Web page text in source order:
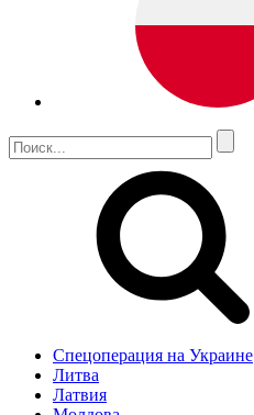
Спецоперация на Украине
Литва
Латвия